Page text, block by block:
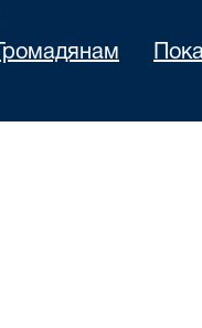
Громадянам